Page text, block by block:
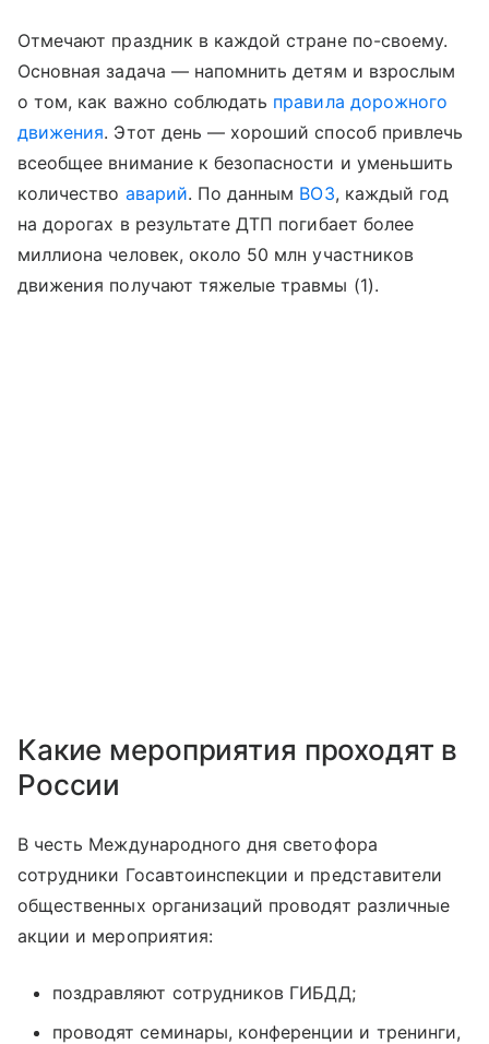
Отмечают праздник в каждой стране по-своему.
Основная задача — напомнить детям и взрослым
о том, как важно соблюдать правила дорожного
движения. Этот день — хороший способ привлечь
всеобщее внимание к безопасности и уменьшить
количество аварий. По данным ВОЗ, каждый год
на дорогах в результате ДТП погибает более
миллиона человек, около 50 млн участников
движения получают тяжелые травмы (1).
Какие мероприятия проходят в
России
В честь Международного дня светофора
сотрудники Госавтоинспекции и представители
общественных организаций проводят различные
акции и мероприятия:
поздравляют сотрудников ГИБДД;
проводят семинары, конференции и тренинги,